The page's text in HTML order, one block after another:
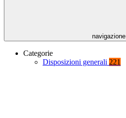
navigazione
Categorie
Disposizioni generali 221